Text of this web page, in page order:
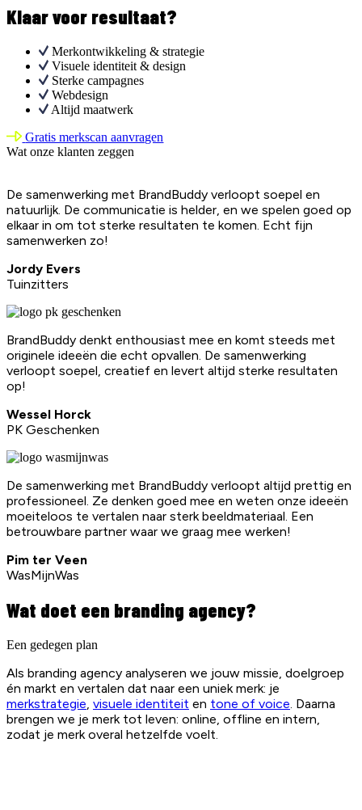
Klaar voor resultaat?
Merkontwikkeling & strategie
Visuele identiteit & design
Sterke campagnes
Webdesign
Altijd maatwerk
Gratis merkscan aanvragen
Wat onze klanten zeggen
De samenwerking met BrandBuddy verloopt soepel en
natuurlijk. De communicatie is helder, en we spelen goed op
elkaar in om tot sterke resultaten te komen. Echt fijn
samenwerken zo!
Jordy Evers
Tuinzitters
BrandBuddy denkt enthousiast mee en komt steeds met
originele ideeën die echt opvallen. De samenwerking
verloopt soepel, creatief en levert altijd sterke resultaten
op!
Wessel Horck
PK Geschenken
De samenwerking met BrandBuddy verloopt altijd prettig en
professioneel. Ze denken goed mee en weten onze ideeën
moeiteloos te vertalen naar sterk beeldmateriaal. Een
betrouwbare partner waar we graag mee werken!
Pim ter Veen
WasMijnWas
Wat doet een branding agency?
Een gedegen plan
Als branding agency analyseren we jouw missie, doelgroep
én markt en vertalen dat naar een uniek merk: je
merkstrategie, visuele identiteit en tone of voice. Daarna
brengen we je merk tot leven: online, offline en intern,
zodat je merk overal hetzelfde voelt.